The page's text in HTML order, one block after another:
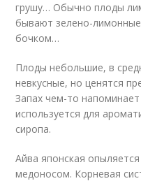
грушу… Обычно плоды
бывают зелено-
бочком…
Плоды небольшие, в
невкусные, но ценятся
Запах чем-то
используется для
сиропа.
Айва японская
медоносом. Корневая